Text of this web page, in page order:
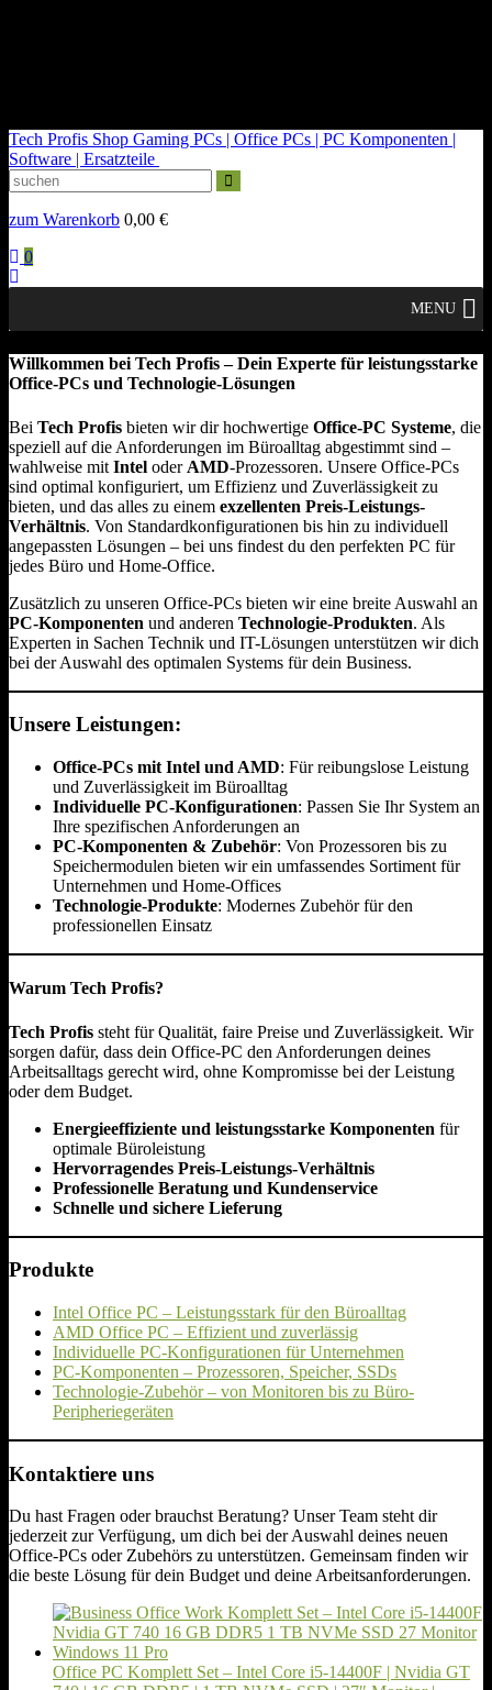
Tech Profis Shop Gaming PCs | Office PCs | PC Komponenten |
Software | Ersatzteile
zum Warenkorb 0,00 €
0
MENU
Willkommen bei Tech Profis – Dein Experte für leistungsstarke
Office-PCs und Technologie-Lösungen
Bei Tech Profis bieten wir dir hochwertige Office-PC Systeme, die
speziell auf die Anforderungen im Büroalltag abgestimmt sind –
wahlweise mit Intel oder AMD-Prozessoren. Unsere Office-PCs
sind optimal konfiguriert, um Effizienz und Zuverlässigkeit zu
bieten, und das alles zu einem exzellenten Preis-Leistungs-
Verhältnis. Von Standardkonfigurationen bis hin zu individuell
angepassten Lösungen – bei uns findest du den perfekten PC für
jedes Büro und Home-Office.
Zusätzlich zu unseren Office-PCs bieten wir eine breite Auswahl an
PC-Komponenten und anderen Technologie-Produkten. Als
Experten in Sachen Technik und IT-Lösungen unterstützen wir dich
bei der Auswahl des optimalen Systems für dein Business.
Unsere Leistungen:
Office-PCs mit Intel und AMD: Für reibungslose Leistung
und Zuverlässigkeit im Büroalltag
Individuelle PC-Konfigurationen: Passen Sie Ihr System an
Ihre spezifischen Anforderungen an
PC-Komponenten & Zubehör: Von Prozessoren bis zu
Speichermodulen bieten wir ein umfassendes Sortiment für
Unternehmen und Home-Offices
Technologie-Produkte: Modernes Zubehör für den
professionellen Einsatz
Warum Tech Profis?
Tech Profis steht für Qualität, faire Preise und Zuverlässigkeit. Wir
sorgen dafür, dass dein Office-PC den Anforderungen deines
Arbeitsalltags gerecht wird, ohne Kompromisse bei der Leistung
oder dem Budget.
Energieeffiziente und leistungsstarke Komponenten für
optimale Büroleistung
Hervorragendes Preis-Leistungs-Verhältnis
Professionelle Beratung und Kundenservice
Schnelle und sichere Lieferung
Produkte
Intel Office PC – Leistungsstark für den Büroalltag
AMD Office PC – Effizient und zuverlässig
Individuelle PC-Konfigurationen für Unternehmen
PC-Komponenten – Prozessoren, Speicher, SSDs
Technologie-Zubehör – von Monitoren bis zu Büro-
Peripheriegeräten
Kontaktiere uns
Du hast Fragen oder brauchst Beratung? Unser Team steht dir
jederzeit zur Verfügung, um dich bei der Auswahl deines neuen
Office-PCs oder Zubehörs zu unterstützen. Gemeinsam finden wir
die beste Lösung für dein Budget und deine Arbeitsanforderungen.
Office PC Komplett Set – Intel Core i5-14400F | Nvidia GT